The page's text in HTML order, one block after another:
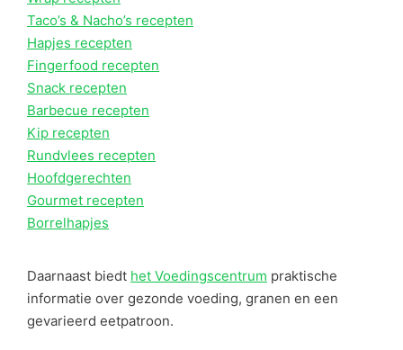
Taco’s & Nacho’s recepten
Hapjes recepten
Fingerfood recepten
Snack recepten
Barbecue recepten
Kip recepten
Rundvlees recepten
Hoofdgerechten
Gourmet recepten
Borrelhapjes
Daarnaast biedt het Voedingscentrum praktische
informatie over gezonde voeding, granen en een
gevarieerd eetpatroon.